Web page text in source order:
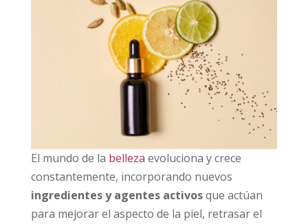
El mundo de la belleza evoluciona y crece
constantemente, incorporando nuevos
ingredientes y agentes activosque actúan
para mejorar el aspecto de la piel, retrasar el